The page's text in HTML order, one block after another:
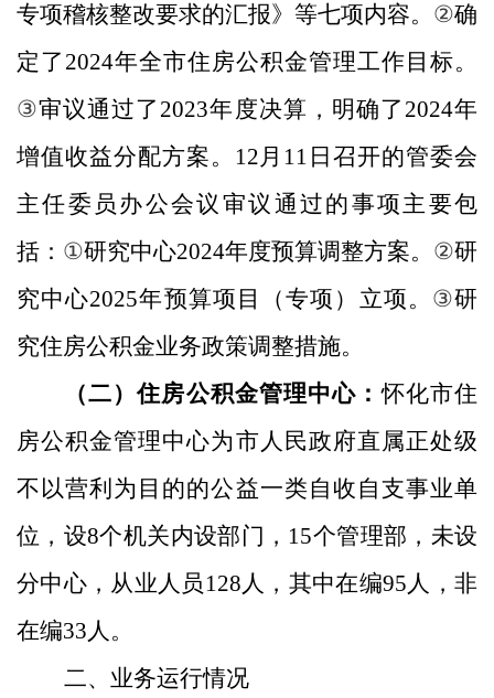
专项稽核整改要求的汇报》等七项内容。 ②确
定了 2024年全市住房公积金管理工作目标。
③审议通过了 2023年度决算，明确了 2024年
增值收益分配方案。
12月 11 日召开的管委会
主任委员 办公会议审议通过的事项主要包
括： ①研究中心2024年度预算调整方案。 ②研
究中心2025年预算项目（专项）立项。 ③研
究住房公积金业务政策调整措施。
（二）住房公积金管理中心：怀化市住
房公积金管理中心为市人民政府直属正处级
不以营利为目的的公益一类自收自支事业单
位，设8个机关内设部门， 15个管理部，未设
分中心，从业人员 128人，其中在编95人，非
在编33人。
二、业务运行情况